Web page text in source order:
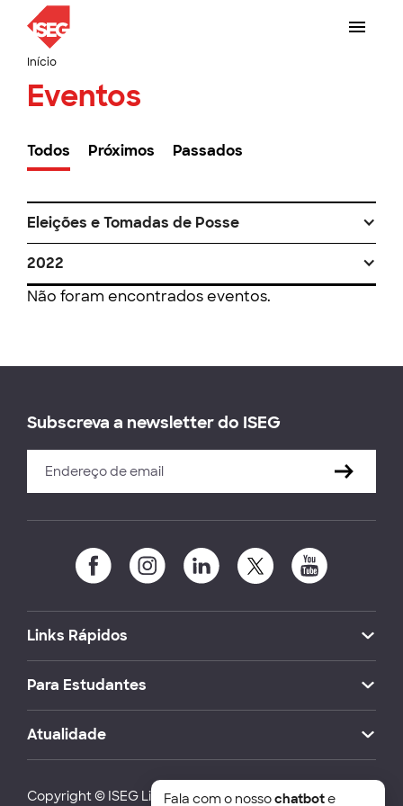
Início
Eventos
Todos Próximos Passados
Eleições e Tomadas de Posse
2022
Não foram encontrados eventos.
Subscreva a newsletter do ISEG
Links Rápidos
Para Estudantes
Atualidade
Copyright © ISEG Lisbon School of Economics and
Fala com o nossochatbote